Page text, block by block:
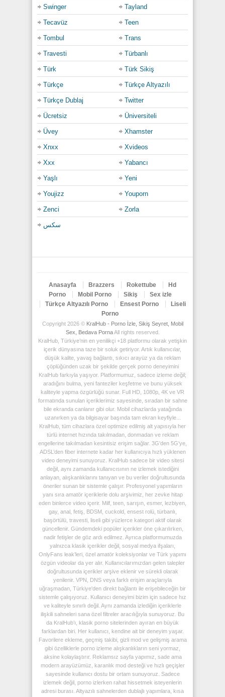
Swinger Tayland
Tecavüz Teen
Tombul Trans
Travesti Türbanlı
Türk Türk Sikiş
Türkçe Türkçe Altyazılı
Türkçe Dublaj Twitter
Ücretsiz Üniversiteli
Üvey Xhamster
Xnxx Xvideos
Xxx Yabancı
Yaşlı Yeni
Youjizz Youporn
Zenci Zorla
سكس
Anasayfa Brazzers Rokettube
Hd
Porno
Mobil Porno Sikiş
Sex izle
Türkçe Altyazılı Porno
Ensest Porno
Liseli
Porno
Copyright 2026 © KralHub - Porno İzle, Sikiş Seyret, Mobil
Sex, Bedava PornaAll rights reserved.
KralHub, Türkiye’nin en yenilikçi +18 platformu olarak yetişkin
içerik dünyasına taze bir soluk getiriyor. Artık kullanıcılar,
düşük kalite, yavaş bağlantı, sıkıcı arayüz ya da reklam
çöplüğünden uzak bir şekilde gerçek porno deneyimini
KralHub farkıyla yaşıyor. Platformumuz, sadece izleme değil;
aradığını bulma, yeni fanteziler keşfetme ve bunu yüksek
kaliteyle yapma özgürlüğü sunar. Full HD, 1080p, 4K ve VR
formatında sunulan içeriklerimiz sayesinde, sıradan bir sahne
bile ekranda canlanır gibi olur. Mobil cihazlarda yatağında
uzanırken ya da bilgisayar başında tam ekran keyfiyle...
KralHub, tüm cihazlara özel optimize edilmiş alt yapısıyla her
türlü internet hızında takılmadan, donmadan ve reklam
engellerine takılmadan kesintisiz erişim sağlar. 3G'den 5G'ye,
ADSL’den fiber internete kadar her kullanıcıya hızlı yüklenen
video deneyimi sunuyoruz. KralHub sadece bir video sitesi
değil, aynı zamanda kullanıcısının ne izlemek istediğini
anlayan, alışkanlıklarını tanıyan ve bu veriler doğrultusunda
öneriler sunan bir sistemle çalışır. Profesyonel yapımların
yanı sıra amatör içeriklerle dolu arşivimiz, her zevke hitap
eden binlerce video içerir. Milf, teen, sarışın, esmer, lezbiyen,
gay, anal, fetiş, BDSM, cuckold, ensest rolü, türbanlı,
başörtülü, travesti, liseli gibi yüzlerce kategori aktif olarak
güncellenir. Gündemdeki popüler içerikler öne çıkarılırken,
nadir fetişler de göz ardı edilmez. Ayrıca platformumuzda
yalnızca klasik içerikler değil, sosyal medya ifşaları,
OnlyFans leak’leri, özel amatör koleksiyonlar ve Türk yapımı
özgün videolar da yer alır. Kullanıcılarımızdan gelen talepler
doğrultusunda içerikler arşive eklenir ve sürekli olarak
yenilenir. VPN, DNS veya farklı erişim araçlarıyla
uğraşmadan, Türkiye'den direkt bağlantı ile erişebileceğin bir
sistemle çalışıyoruz. Kullanıcı deneyimi bizim için sadece hız
ve kaliteyle sınırlı değil. Aynı zamanda izlediğin içeriklerle
ilişkili sahneleri sana özel filtreler aracılığıyla sunuyoruz. Bu
da KralHub’ı, klasik porno sitelerinden ayıran en büyük
farklardan biri. Her kullanıcı, kendine ait bir deneyim yaşar.
Favorilere ekleme, geçmiş takibi, gizli mod ve gelişmiş arama
gibi özelliklerle porno izleme alışkanlıkların seni yormaz,
aksine kolaylaştırır. Reklamsız sayfa yapımız, sade ama
modern arayüzümüz, karanlık mod desteği ve hızlı geçişler
sayesinde kullanıcı dostu bir ortam sunuyoruz. Sadece
izlemek değil, porno izlerken rahat hissetmek isteyenlerin
adresi burası. Altyazılı sahnelerden dublajlı yapımlara, kısa